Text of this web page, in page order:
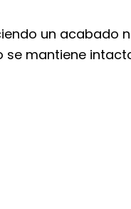
un acabado
se mantiene